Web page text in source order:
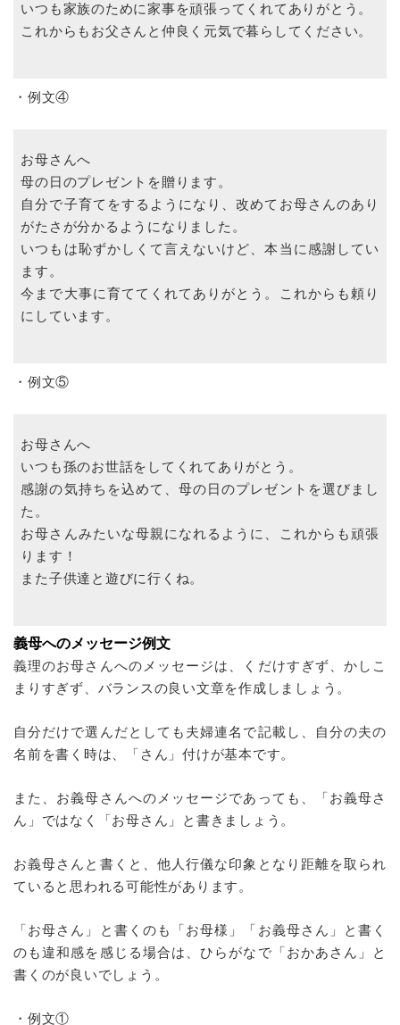
いつも家族のために家事を頑張ってくれてありがとう。
これからもお父さんと仲良く元気で暮らしてください。
・例文④
お母さんへ
母の日のプレゼントを贈ります。
自分で子育てをするようになり、改めてお母さんのあり
がたさが分かるようになりました。
いつもは恥ずかしくて言えないけど、本当に感謝してい
ます。
今まで大事に育ててくれてありがとう。これからも頼り
にしています。
・例文⑤
お母さんへ
いつも孫のお世話をしてくれてありがとう。
感謝の気持ちを込めて、母の日のプレゼントを選びまし
た。
お母さんみたいな母親になれるように、これからも頑張
ります！
また子供達と遊びに行くね。
義母へのメッセージ例文
義理のお母さんへのメッセージは、くだけすぎず、かしこ
まりすぎず、バランスの良い文章を作成しましょう。
自分だけで選んだとしても夫婦連名で記載し、自分の夫の
名前を書く時は、「さん」付けが基本です。
また、お義母さんへのメッセージであっても、「お義母さ
ん」ではなく「お母さん」と書きましょう。
お義母さんと書くと、他人行儀な印象となり距離を取られ
ていると思われる可能性があります。
「お母さん」と書くのも「お母様」「お義母さん」と書く
のも違和感を感じる場合は、ひらがなで「おかあさん」と
書くのが良いでしょう。
・例文①